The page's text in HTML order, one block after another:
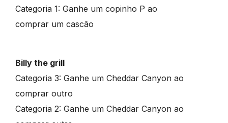
Categoria 1: Ganhe um copinho P ao
comprar um cascão
Billy the grill
Categoria 3: Ganhe um Cheddar Canyon ao
comprar outro
Categoria 2: Ganhe um Cheddar Canyon ao